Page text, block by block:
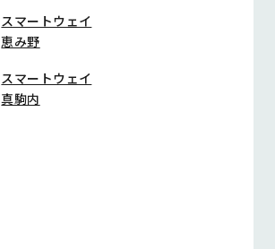
スマートウェイ
恵み野
スマートウェイ
真駒内